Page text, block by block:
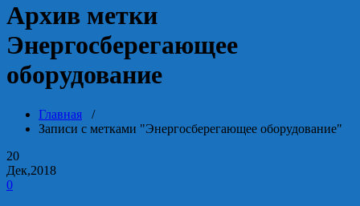
Архив метки
Энергосберегающее
оборудование
Главная /
Записи с метками "Энергосберегающее оборудование"
20
Дек,2018
0